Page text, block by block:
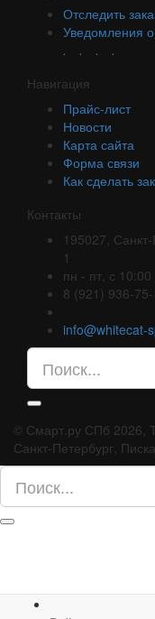
Отследить
Уведомления
.
. .
.
Навигация
Прайс-лист
Новости
Карта сайта
Форма связи
Как сделать
Контакты
195027,
1
пн - пт, с
8 (921) 936-75-
info@whitecat-
© Смарт.ру СПб 2026,
Санкт-Петербург,